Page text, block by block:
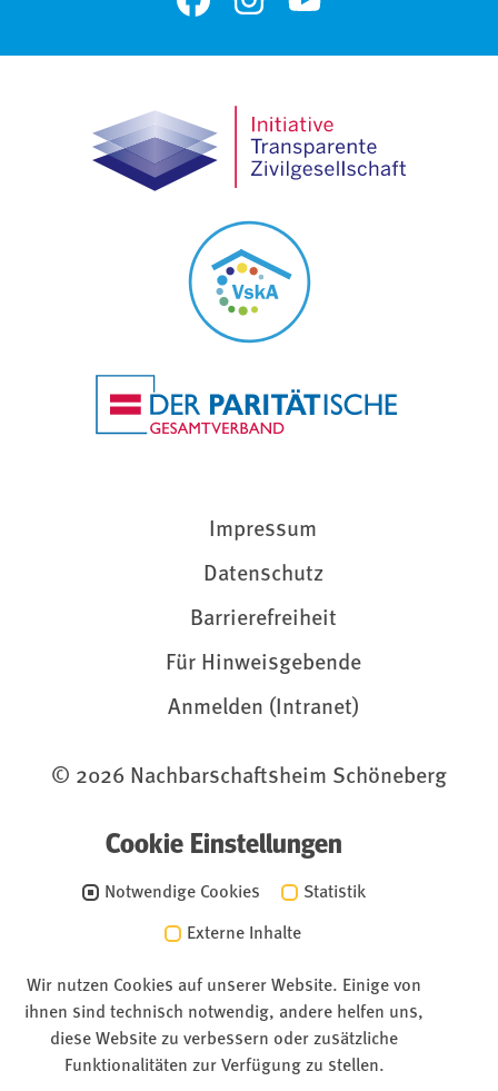
Impressum
Datenschutz
Barrierefreiheit
Für Hinweisgebende
Anmelden (Intranet)
© 2026 Nachbarschaftsheim Schöneberg
Cookie Einstellungen
Notwendige Cookies Statistik
Externe Inhalte
Wir nutzen Cookies auf unserer Website. Einige von
ihnen sind technisch notwendig, andere helfen uns,
diese Website zu verbessern oder zusätzliche
Funktionalitäten zur Verfügung zu stellen.